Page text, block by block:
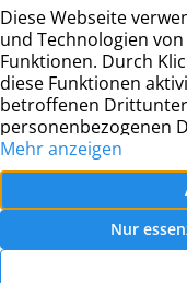
Haus- und
Hamburg-Rahlstedt
© Haus- und